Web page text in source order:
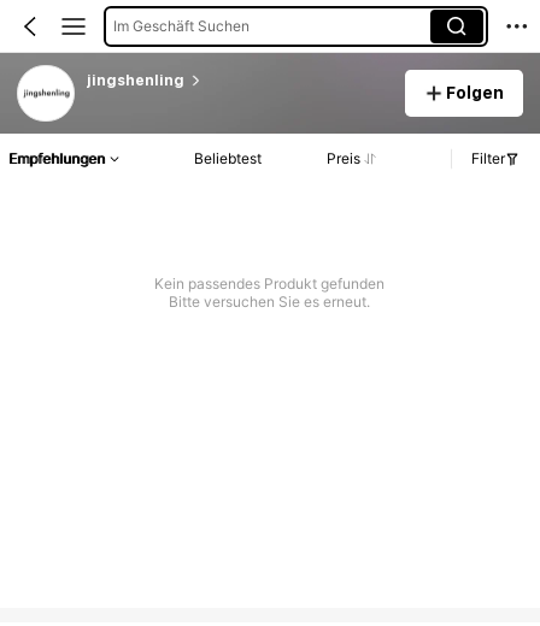
Im Geschäft Suchen
jingshenling
Folgen
Empfehlungen Beliebtest Preis Filter
Kein passendes Produkt gefunden
Bitte versuchen Sie es erneut.